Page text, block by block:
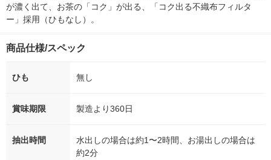
が濃く出て、お茶の「コク」が出る、「コク出る不織布フィルタ
ー」採用（ひもなし）。
商品仕様/スペック
ひも 無し
賞味期限 製造より360日
抽出時間
水出しの場合は約1〜2時間、お湯出しの場合は
約2分